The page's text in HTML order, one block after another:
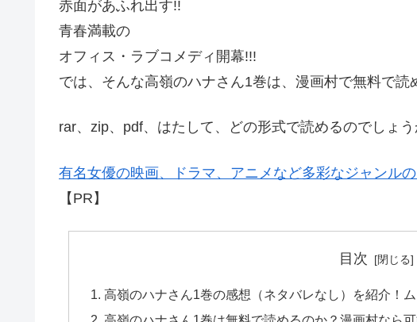
赤面があふれ出す!!
青春満載の
オフィス・ラブコメディ開幕!!!
では、そんな高嶺のハナさん1巻は、漫画村で無料で読
rar、zip、pdf、はたして、どの形式で読めるのでしょう
有名女優の映画、ドラマ、アニメなど多彩なジャンル
【PR】
目次
高嶺のハナさん1巻の感想（ネタバレなし）を紹介！